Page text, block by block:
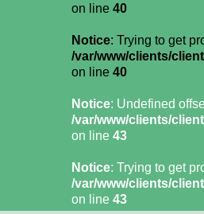
on line 40
Notice: Trying to get
/var/www/clients/
on line 40
Notice: Undefined
/var/www/clients/
on line 43
Notice: Trying to get
/var/www/clients/
on line 43